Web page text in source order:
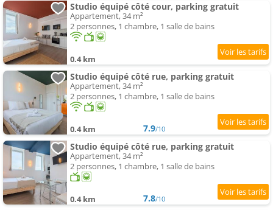
Studio équipé côté cour, parking gratuit
Appartement, 34 m²
2 personnes, 1 chambre, 1 salle de bains
0.4 km
Studio équipé côté rue, parking gratuit
Appartement, 34 m²
2 personnes, 1 chambre, 1 salle de bains
0.4 km 7.9/10
Studio équipé côté rue, parking gratuit
Appartement, 34 m²
2 personnes, 1 chambre, 1 salle de bains
0.4 km 7.8/10